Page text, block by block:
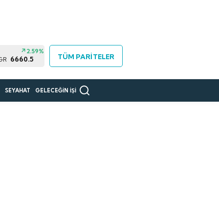
6660.5
2.59%
TÜM PARİTELER
SEYAHAT GELECEĞİN İŞİ